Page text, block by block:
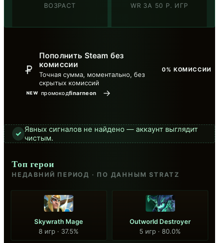
ВОЗРАСТ WR ЗА 50 Р. ИГР
0% КОМИССИИ
NEW промокодfinarneon
Пополнить Steam без
комиссии
Точная сумма, моментально, без
скрытых комиссий
→
✓ Явных сигналов не найдено — аккаунт выглядит
чистым.
Топ герои
НЕДАВНИЙ ПЕРИОД · ПО ДАННЫМ STRATZ
Skywrath Mage
8 игр · 37.5%
Outworld Destroyer
5 игр · 80.0%